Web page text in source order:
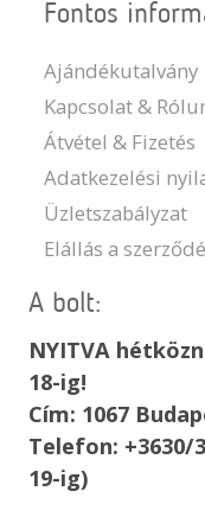
Fontos
Ajándékutalvány
Kapcsolat &
Átvétel & Fizetés
Adatkezelési
Üzletszabályzat
Elállás a
A bolt:
NYITVA
18-ig!
Cím: 1067
Telefon: +3630/
19-ig)